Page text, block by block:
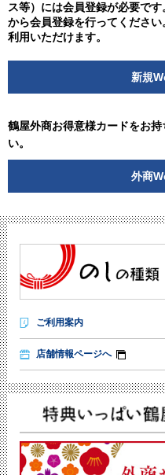
ス等）には会員登録が必要で
から会員登録を行ってくださ
利用いただけます。
新規
鶴屋外商お得意様カードをお
い。
外商
ご利用案内
店舗情報ページへ